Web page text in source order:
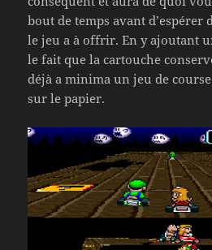
bout de temps avant d’espérer
le jeu a à offrir. En y ajoutant
le fait que la cartouche
déjà a minima un jeu de
sur le papier.